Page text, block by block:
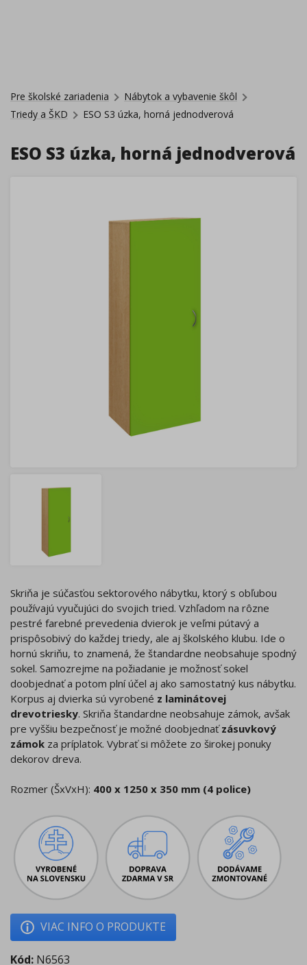
Pre školské zariadenia
Nábytok a vybavenie škôl
Triedy a ŠKD
ESO S3 úzka, horná jednodverová
ESO S3 úzka, horná jednodverová
Skriňa je súčasťou sektorového nábytku, ktorý s obľubou
používajú vyučujúci do svojich tried. Vzhľadom na rôzne
pestré farebné prevedenia dvierok je veľmi pútavý a
prispôsobivý do každej triedy, ale aj školského klubu. Ide o
hornú skriňu, to znamená, že štandardne neobsahuje spodný
sokel. Samozrejme na požiadanie je možnosť sokel
doobjednať a potom plní účel aj ako samostatný kus nábytku.
Korpus aj dvierka sú vyrobené z laminátovej
drevotriesky. Skriňa štandardne neobsahuje zámok, avšak
pre vyššiu bezpečnosť je možné doobjednaťzásuvkový
zámok za príplatok. Vybrať si môžete zo širokej ponuky
dekorov dreva.
Rozmer (ŠxVxH): 400 x 1250 x 350 mm (4 police)
VIAC INFO O PRODUKTE
Kód: N6563